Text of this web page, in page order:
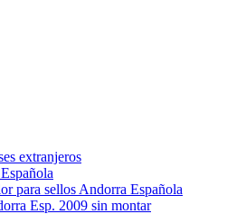
extranjeros
para sellos Andorra Española
Esp. 2009 sin montar